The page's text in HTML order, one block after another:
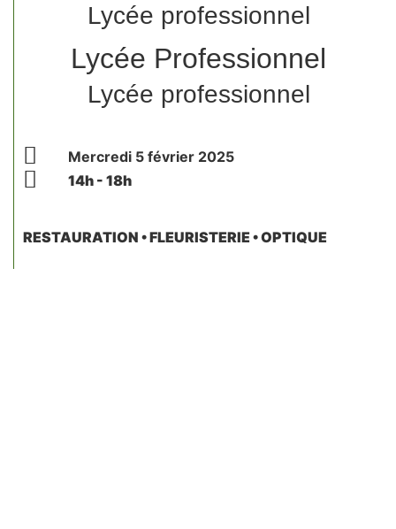
Lycée professionnel
Lycée Professionnel
Lycée professionnel
Mercredi 5 février 2025
14h - 18h
RESTAURATION • FLEURISTERIE • OPTIQUE